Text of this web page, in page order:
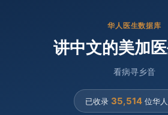
华人医生数据库
讲中文的美加
看病寻乡音
已收录 35,514 位华